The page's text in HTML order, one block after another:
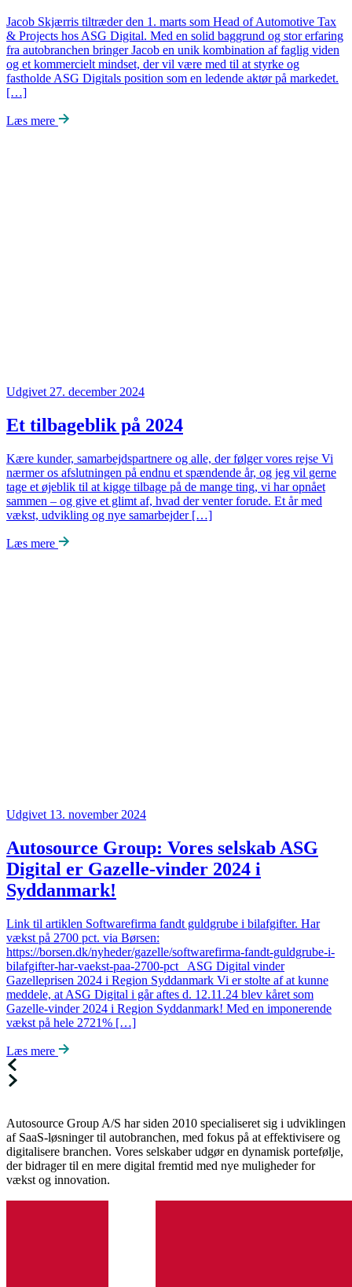
Jacob Skjærris tiltræder den 1. marts som Head of Automotive Tax
& Projects hos ASG Digital. Med en solid baggrund og stor erfaring
fra autobranchen bringer Jacob en unik kombination af faglig viden
og et kommercielt mindset, der vil være med til at styrke og
fastholde ASG Digitals position som en ledende aktør på markedet.
[…]
Læs mere
Udgivet 27. december 2024
Et tilbageblik på 2024
Kære kunder, samarbejdspartnere og alle, der følger vores rejse Vi
nærmer os afslutningen på endnu et spændende år, og jeg vil gerne
tage et øjeblik til at kigge tilbage på de mange ting, vi har opnået
sammen – og give et glimt af, hvad der venter forude. Et år med
vækst, udvikling og nye samarbejder […]
Læs mere
Udgivet 13. november 2024
Autosource Group: Vores selskab ASG
Digital er Gazelle-vinder 2024 i
Syddanmark!
Link til artiklen Softwarefirma fandt guldgrube i bilafgifter. Har
vækst på 2700 pct. via Børsen:
https://borsen.dk/nyheder/gazelle/softwarefirma-fandt-guldgrube-i-
bilafgifter-har-vaekst-paa-2700-pct ASG Digital vinder
Gazelleprisen 2024 i Region Syddanmark Vi er stolte af at kunne
meddele, at ASG Digital i går aftes d. 12.11.24 blev kåret som
Gazelle-vinder 2024 i Region Syddanmark! Med en imponerende
vækst på hele 2721% […]
Læs mere
Autosource Group A/S har siden 2010 specialiseret sig i udviklingen
af SaaS-løsninger til autobranchen, med fokus på at effektivisere og
digitalisere branchen. Vores selskaber udgør en dynamisk portefølje,
der bidrager til en mere digital fremtid med nye muligheder for
vækst og innovation.